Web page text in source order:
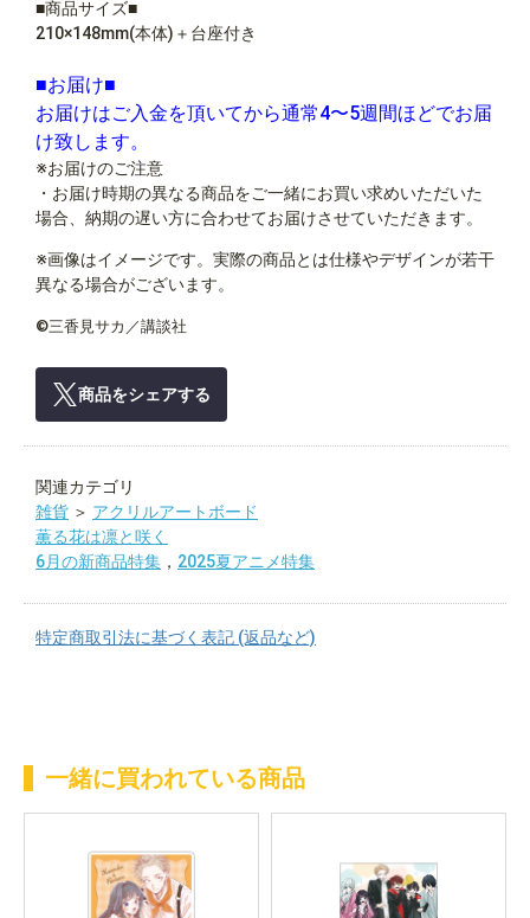
■商品サイズ■
210×148mm(本体)＋台座付き
■お届け■
お届けはご入金を頂いてから通常4〜5週間ほどでお届
け致します。
※お届けのご注意
・お届け時期の異なる商品をご一緒にお買い求めいただいた
場合、納期の遅い方に合わせてお届けさせていただきます。
※画像はイメージです。実際の商品とは仕様やデザインが若干
異なる場合がございます。
©三香見サカ／講談社
商品をシェアする
関連カテゴリ
雑貨 ＞ アクリルアートボード
薫る花は凛と咲く
6月の新商品特集 ， 2025夏アニメ特集
特定商取引法に基づく表記 (返品など)
一緒に買われている商品